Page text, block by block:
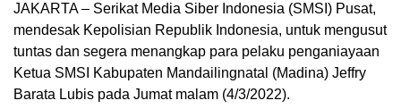
JAKARTA – Serikat Media Siber Indonesia (SMSI) Pusat,
mendesak Kepolisian Republik Indonesia, untuk mengusut
tuntas dan segera menangkap para pelaku penganiayaan
Ketua SMSI Kabupaten Mandailingnatal (Madina) Jeffry
Barata Lubis pada Jumat malam (4/3/2022).